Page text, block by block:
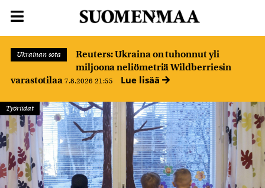
Ukrainan sota
Reuters: Ukraina on tuhonnut yli
miljoona neliömetriä Wildberriesin
varastotilaa 7.8.2026 21:55 Lue lisää
Työriidat